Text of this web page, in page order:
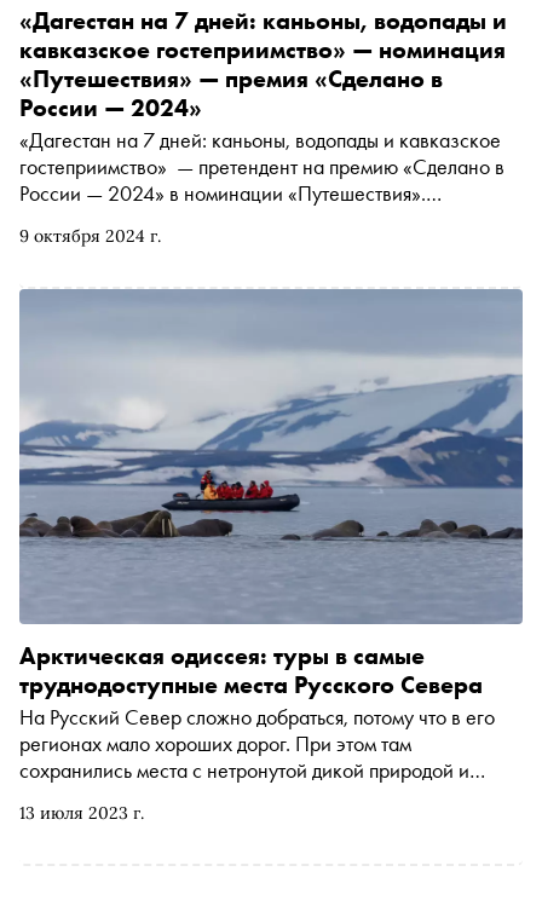
9 октября 2024 г.
«Дагестан на 7 дней: каньоны, водопады и
кавказское гостеприимство» — номинация
«Путешествия» — премия «Сделано в
России — 2024»
«Дагестан на 7 дней: каньоны, водопады и кавказское
гостеприимство» — претендент на премию «Сделано в
России — 2024» в номинации «Путешествия».
13 июля 2023 г.
Арктическая одиссея: туры в самые
труднодоступные места Русского Севера
На Русский Север сложно добраться, потому что в его
регионах мало хороших дорог. При этом там
сохранились места с нетронутой дикой природой и
на кораблях или машинах с хорошей проходимостью.